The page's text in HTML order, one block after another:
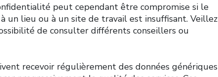
peut cependant être compromise si le
un lieu ou à un site de travail est insuffisant. Veillez
de consulter différents conseillers ou
recevoir régulièrement des données génériques